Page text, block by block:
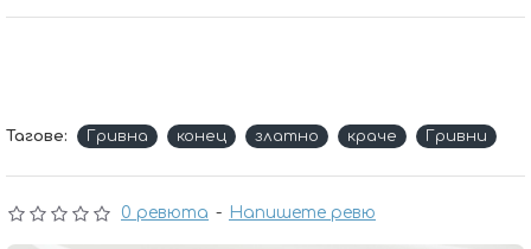
0 ревюта - Напишете ревю
Тагове: Гривна конец златно краче Гривни